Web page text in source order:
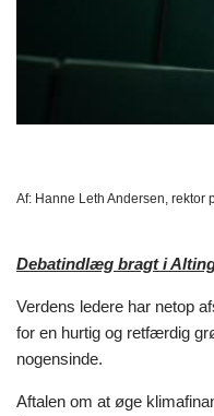
Af: Hanne Leth Andersen, rektor
Debatindlæg bragt i
Verdens ledere har netop
for en hurtig og retfærdig
nogensinde.
Aftalen om at øge